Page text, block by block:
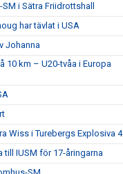
i Sätra Friidrottshall
har tävlat i USA
Johanna
10 km – U20-tvåa i Europa
Wiss i Turebergs Explosiva 4
till IUSM för 17-åringarna